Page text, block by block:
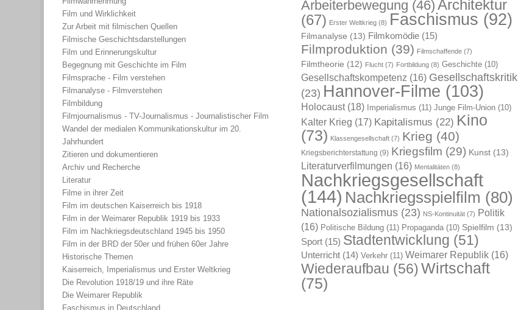
Film und Wirklichkeit
Zur Arbeit mit filmischen Quellen
Filmische Geschichtsdarstellungen
Film und Erinnerungskultur
Begegnung mit Geschichte im Film
Filmsprache - Film verstehen
Filmanalyse - Filmverstehen
Filmbildung
Filmjournalismus - TV-Journalismus - Journalistischer Film
Wandel der medialen Kommunikationskultur im 20.
Jahrhundert
Zitieren und dokumentieren
Archiv und Recherche
Literatur
Filme in ihrer Zeit
Film im deutschen Kaiserreich bis 1918
Film in der Weimarer Republik 1919 bis 1933
Film im Nachkriegsdeutschland 1945 bis 1950
Film in der BRD der 50er und frühen 60er Jahre
Historische Themen
Kaiserreich, Imperialismus und Erster Weltkrieg
Die Revolution 1918/19 und ihre Räte
Die Weimarer Republik
Faschismus in Deutschland
Arbeiterbewegung (46) Architektur
(67) Erster Weltkrieg (8) Faschismus (92)
Filmanalyse (13) Filmkomödie (15)
Filmproduktion (39) Filmschaffende (7)
Filmtheorie (12) Flucht (7) Fortbildung (8) Geschichte (10)
Gesellschaftskompetenz (16) Gesellschaftskritik
(23) Hannover-Filme (103)
Holocaust(18) Imperialismus (11) Junge Film-Union (10)
Kalter Krieg (17) Kapitalismus (22) Kino
(73) Klassengesellschaft (7) Krieg (40)
Kriegsberichterstattung (9) Kriegsfilm (29) Kunst (13)
Literaturverfilmungen (16) Mentalitäten (8)
Nachkriegsgesellschaft
(144) Nachkriegsspielfilm (80)
Nationalsozialismus (23) NS-Kontinuität (7) Politik
(16) Politische Bildung (11) Propaganda (10) Spielfilm (13)
Sport (15) Stadtentwicklung (51)
Unterricht (14) Verkehr (11) Weimarer Republik (16)
Wiederaufbau (56)Wirtschaft
(75)